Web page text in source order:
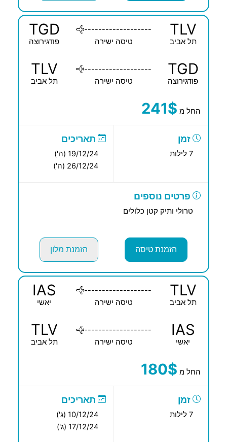
TLV
תל אביב
-------------------
טיסה ישירה
TGD
פודגירוצה
TGD
פודגירוצה
-------------------
טיסה ישירה
TLV
תל אביב
החל מ 241$
זמן
7 לילות
תאריכים
19/12/24 (ה')
26/12/24 (ה')
פרטים נוספים
טרולי ותיק קטן כלולים
הזמנת טיסה הזמנת מלון
TLV
תל אביב
-------------------
טיסה ישירה
IAS
יאשי
IAS
יאשי
-------------------
טיסה ישירה
TLV
תל אביב
החל מ 180$
זמן
7 לילות
תאריכים
10/12/24 (ג')
17/12/24 (ג')